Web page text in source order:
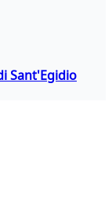
Sant'Egidio